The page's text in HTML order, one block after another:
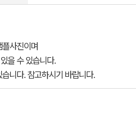
사진이며
을 수 있습니다.
니다. 참고하시기 바랍니다.